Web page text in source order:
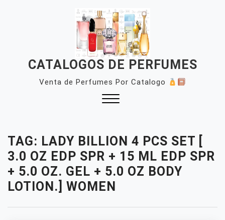
CATALOGOS DE PERFUMES
Venta de Perfumes Por Catalogo
TAG: LADY BILLION 4 PCS SET [
3.0 OZ EDP SPR + 15 ML EDP SPR
+ 5.0 OZ. GEL + 5.0 OZ BODY
LOTION.] WOMEN